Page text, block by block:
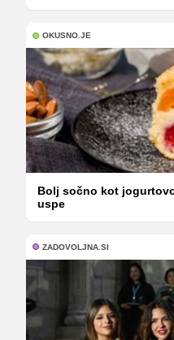
OKUSNO.JE
Bolj sočno kot
uspe
ZADOVOLJNA.SI